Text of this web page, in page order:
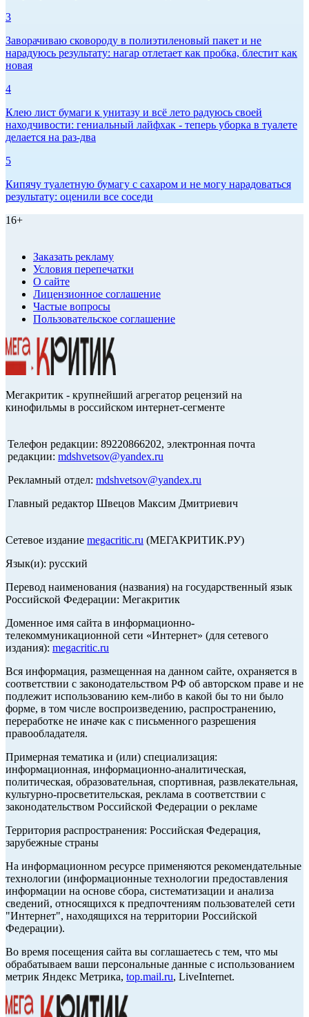
3
Заворачиваю сковороду в полиэтиленовый пакет и не
нарадуюсь результату: нагар отлетает как пробка, блестит как
новая
4
Клею лист бумаги к унитазу и всё лето радуюсь своей
находчивости: гениальный лайфхак - теперь уборка в туалете
делается на раз-два
5
Кипячу туалетную бумагу с сахаром и не могу нарадоваться
результату: оценили все соседи
16+
Заказать рекламу
Условия перепечатки
О сайте
Лицензионное соглашение
Частые вопросы
Пользовательское соглашение
Мегакритик - крупнейший агрегатор рецензий на
кинофильмы в российском интернет-сегменте
Телефон редакции: 89220866202, электронная почта
редакции: mdshvetsov@yandex.ru
Рекламный отдел: mdshvetsov@yandex.ru
Главный редактор Швецов Максим Дмитриевич
Сетевое издание megacritic.ru (МЕГАКРИТИК.РУ)
Язык(и): русский
Перевод наименования (названия) на государственный язык
Российской Федерации: Мегакритик
Доменное имя сайта в информационно-
телекоммуникационной сети «Интернет» (для сетевого
издания): megacritic.ru
Вся информация, размещенная на данном сайте, охраняется в
соответствии с законодательством РФ об авторском праве и не
подлежит использованию кем-либо в какой бы то ни было
форме, в том числе воспроизведению, распространению,
переработке не иначе как с письменного разрешения
правообладателя.
Примерная тематика и (или) специализация:
информационная, информационно-аналитическая,
политическая, образовательная, спортивная, развлекательная,
культурно-просветительская, реклама в соответствии с
законодательством Российской Федерации о рекламе
Территория распространения: Российская Федерация,
зарубежные страны
На информационном ресурсе применяются рекомендательные
технологии (информационные технологии предоставления
информации на основе сбора, систематизации и анализа
сведений, относящихся к предпочтениям пользователей сети
"Интернет", находящихся на территории Российской
Федерации).
Во время посещения сайта вы соглашаетесь с тем, что мы
обрабатываем ваши персональные данные с использованием
метрик Яндекс Метрика, top.mail.ru, LiveInternet.